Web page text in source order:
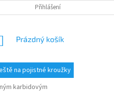
Přihlášení
NÁKUPNÍ
Prázdný košík
na pojistné kroužky
karbidovým